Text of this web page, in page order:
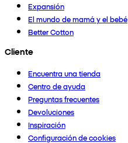
Expansión
El mundo de mamá y el bebé
Better Cotton
Cliente
Encuentra una tienda
Centro de ayuda
Preguntas frecuentes
Devoluciones
Inspiración
Configuración de cookies